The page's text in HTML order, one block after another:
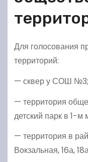
Для голосования
территорий:
— сквер у СОШ №3;
— территория
детский парк в 1-м
— территория в
Вокзальная, 16а,